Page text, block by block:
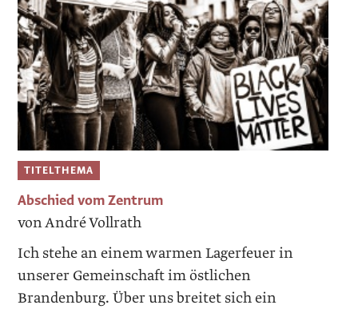
TITELTHEMA
Abschied vom Zentrum
von André Vollrath
Ich stehe an einem warmen Lagerfeuer in
unserer Gemeinschaft im östlichen
Brandenburg. Über uns breitet sich ein